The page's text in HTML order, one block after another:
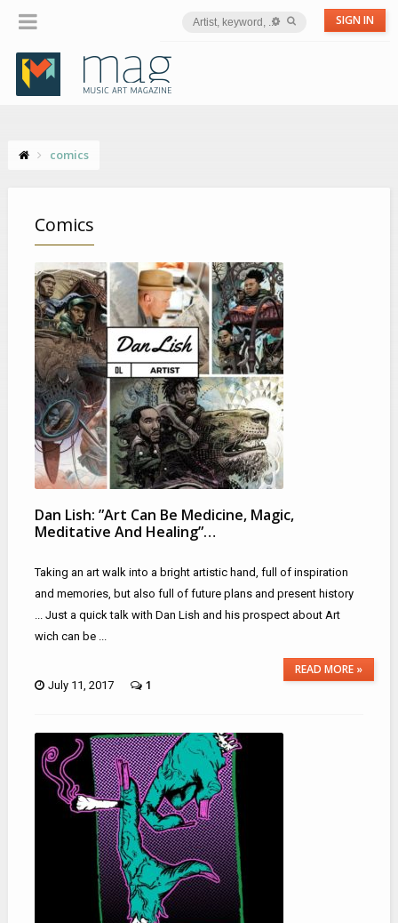
SIGN IN
comics
Comics
Dan Lish: ”Art Can Be Medicine, Magic,
Meditative And Healing”…
Taking an art walk into a bright artistic hand, full of inspiration
and memories, but also full of future plans and present history
... Just a quick talk with Dan Lish and his prospect about Art
wich can be ...
READ MORE »
July 11, 2017 1